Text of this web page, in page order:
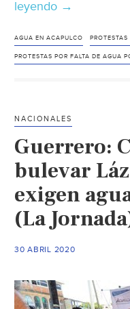
leyendo Acapulco
Siguen
protestas
de
agua
potable
en
Acapulco
(El
Sol
de
→
AGUA EN ACAPULCO
PROTESTAS POR FALTA DE AGUA
NACIONALES
Guerrero:
bulevar
exigen
(La
30 ABRIL 2020